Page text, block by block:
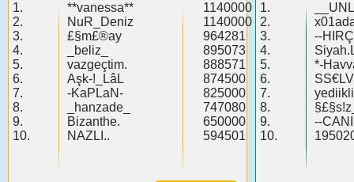
1.
2.
3.
4.
5.
6.
7.
8.
9.
10.
**vanessa**
NuR_Deniz
£§m£®ay
_beliz_
vazgeçtim.
Aşk-!_LâL
-KaPLaN-
_hanzade_
Bizanthe.
NAZLI..
1140000
1140000
964281
895073
888571
874500
825000
747080
650000
594501
1.
2.
3.
4.
5.
6.
7.
8.
9.
10.
--
*-
--